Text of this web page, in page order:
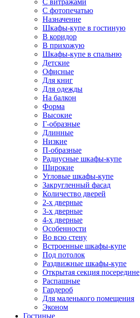
С витражами
С фотопечатью
Назначение
Шкафы-купе в гостиную
В коридор
В прихожую
Шкафы-купе в спальню
Детские
Офисные
Для книг
Для одежды
На балкон
Форма
Высокие
Г-образные
Длинные
Низкие
П-образные
Радиусные шкафы-купе
Широкие
Угловые шкафы-купе
Закругленный фасад
Количество дверей
2-х дверные
3-х дверные
4-х дверные
Особенности
Во всю стену
Встроенные шкафы-купе
Под потолок
Раздвижные шкафы-купе
Открытая секция посередине
Распашные
Гардероб
Для маленького помещения
Эконом
Гостиные